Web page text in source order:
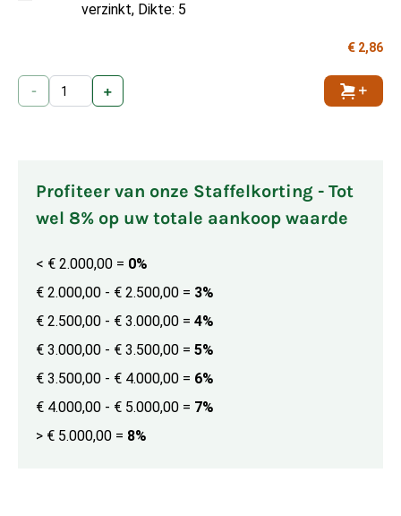
verzinkt, Dikte: 5
€ 2,86
- +
Profiteer van onze Staffelkorting - Tot
wel 8% op uw totale aankoop waarde
< € 2.000,00 = 0%
€ 2.000,00 - € 2.500,00 = 3%
€ 2.500,00 - € 3.000,00 = 4%
€ 3.000,00 - € 3.500,00 = 5%
€ 3.500,00 - € 4.000,00 = 6%
€ 4.000,00 - € 5.000,00 = 7%
> € 5.000,00 = 8%